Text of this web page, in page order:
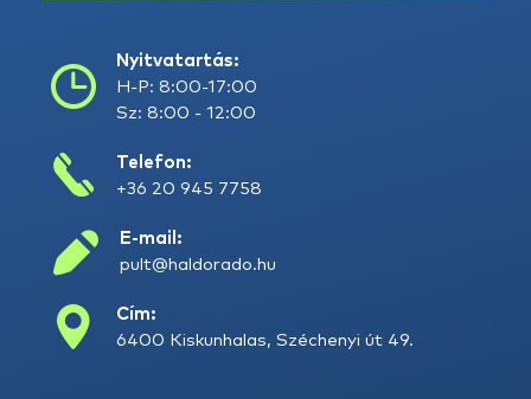
Nyitvatartás:
H-P: 8:00-17:00
Sz: 8:00 - 12:00
Telefon:
+36 20 945 7758
E-mail:
pult@haldorado.hu
Cím:
6400 Kiskunhalas, Széchenyi út 49.